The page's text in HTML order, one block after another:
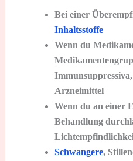
Bei einer
Inhaltsstoffe
Wenn du
Arzneimittel
Wenn du an einer
Behandlung
Schwangere,